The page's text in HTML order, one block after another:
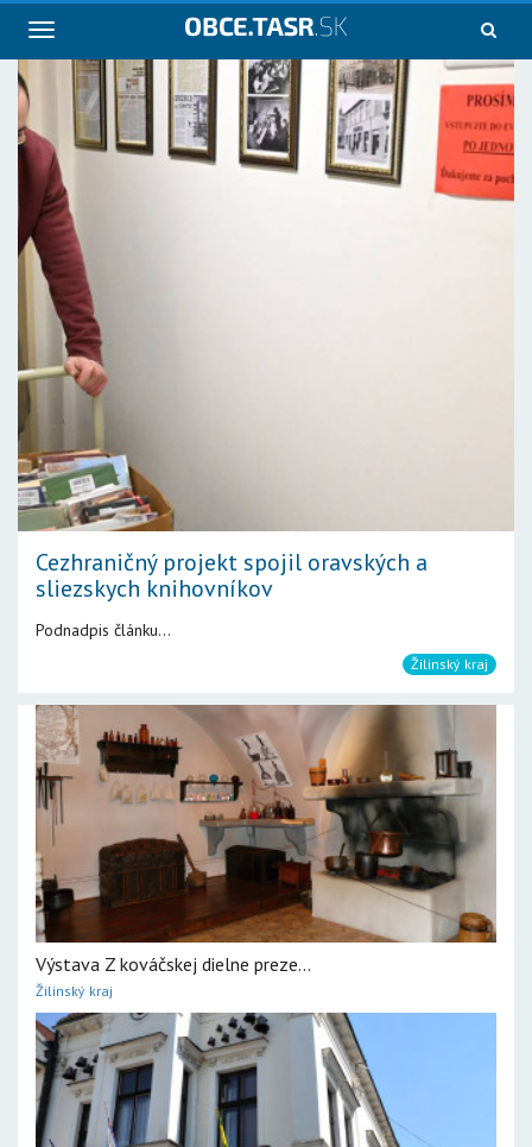
Navigácia
Cezhraničný projekt spojil oravských a
sliezskych knihovníkov
Podnadpis článku...
Žilinský kraj
Výstava Z kováčskej dielne preze...
Žilinský kraj